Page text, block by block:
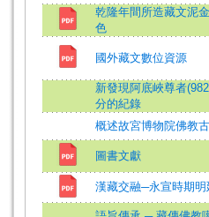
乾隆年間所造藏文泥
色
國外藏文數位資源
新發現阿底峽尊者
分的紀錄
概述故宮博物院佛教
圖書文獻
漢藏交融─永宣時期